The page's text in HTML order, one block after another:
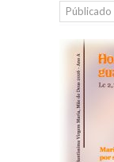
Públicado